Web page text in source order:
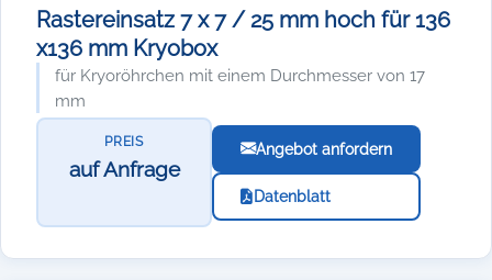
Rastereinsatz 7 x 7 / 25 mm hoch für 136
x136 mm Kryobox
für Kryoröhrchen mit einem Durchmesser von 17
mm
PREIS
auf Anfrage
Angebot anfordern
Datenblatt